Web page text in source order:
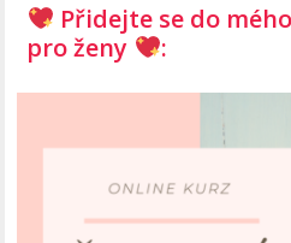
Přidejte se do
pro ženy
: